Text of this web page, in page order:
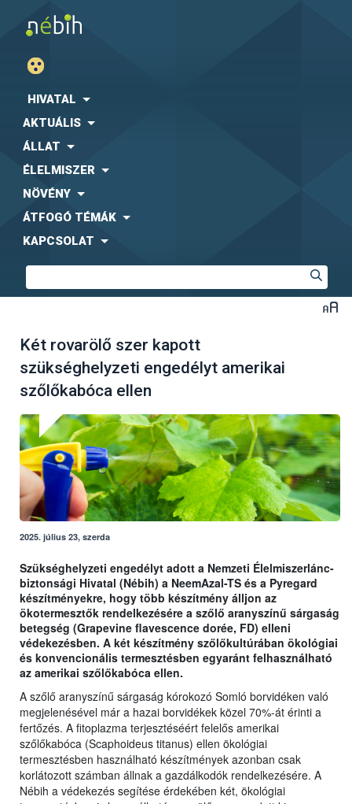
HIVATAL
AKTUÁLIS
ÁLLAT
ÉLELMISZER
NÖVÉNY
ÁTFOGÓ TÉMÁK
KAPCSOLAT
Két rovarölő szer kapott
szükséghelyzeti engedélyt amerikai
szőlőkabóca ellen
2025. július 23, szerda
Szükséghelyzeti engedélyt adott a Nemzeti Élelmiszerlánc-
biztonsági Hivatal (Nébih) a NeemAzal-TS és a Pyregard
készítményekre, hogy több készítmény álljon az
ökotermesztők rendelkezésére a szőlő aranyszínű sárgaság
betegség (Grapevine flavescence dorée, FD) elleni
védekezésben. A két készítmény szőlőkultúrában ökológiai
és konvencionális termesztésben egyaránt felhasználható
az amerikai szőlőkabóca ellen.
A szőlő aranyszínű sárgaság kórokozó Somló borvidéken való
megjelenésével már a hazai borvidékek közel 70%-át érinti a
fertőzés. A fitoplazma terjesztéséért felelős amerikai
szőlőkabóca (Scaphoideus titanus) ellen ökológiai
termesztésben használható készítmények azonban csak
korlátozott számban állnak a gazdálkodók rendelkezésére. A
Nébih a védekezés segítése érdekében két, ökológiai